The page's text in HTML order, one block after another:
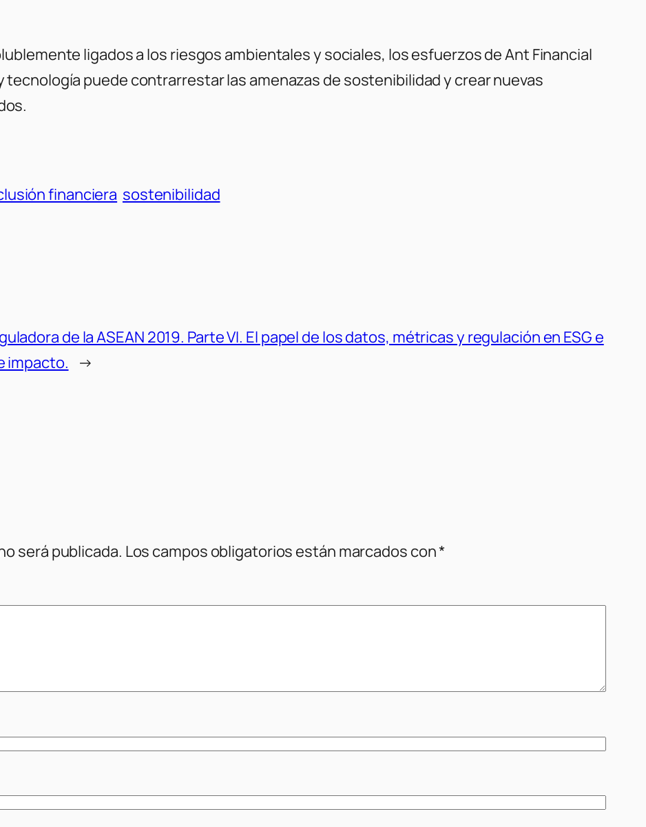
ligados a los riesgos ambientales y sociales, los esfuerzos de Ant Financial
puede contrarrestar las amenazas de sostenibilidad y crear nuevas
financiera sostenibilidad
de la ASEAN 2019. Parte VI. El papel de los datos, métricas y regulación en ESG e
impacto. →
será publicada. Los campos obligatorios están marcados con*